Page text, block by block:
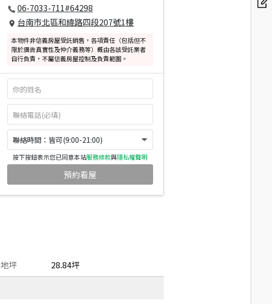
06-7033-711#64298
台南市北區和緯路四段207號1樓
本物件非信義房屋受託銷售，各項責任（包括但不
限於廣告真實性及仲介義務等）概由各該受託業者
自行負責，不屬信義房屋控制及負責範圍。
聯絡時間：皆可(9:00-21:00)
按下按鈕表示您已同意本站服務條款與隱私權聲明
預約看屋
地坪
28.84坪